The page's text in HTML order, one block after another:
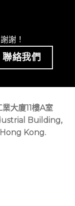
謝！
聯絡我們
大廈11樓A室
Building,
Kong.